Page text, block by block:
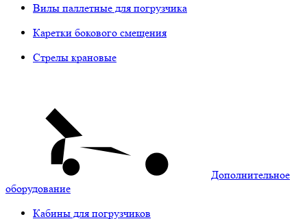
Вилы паллетные для погрузчика
Каретки бокового смещения
Стрелы крановые
Дополнительное
оборудование
Кабины для погрузчиков